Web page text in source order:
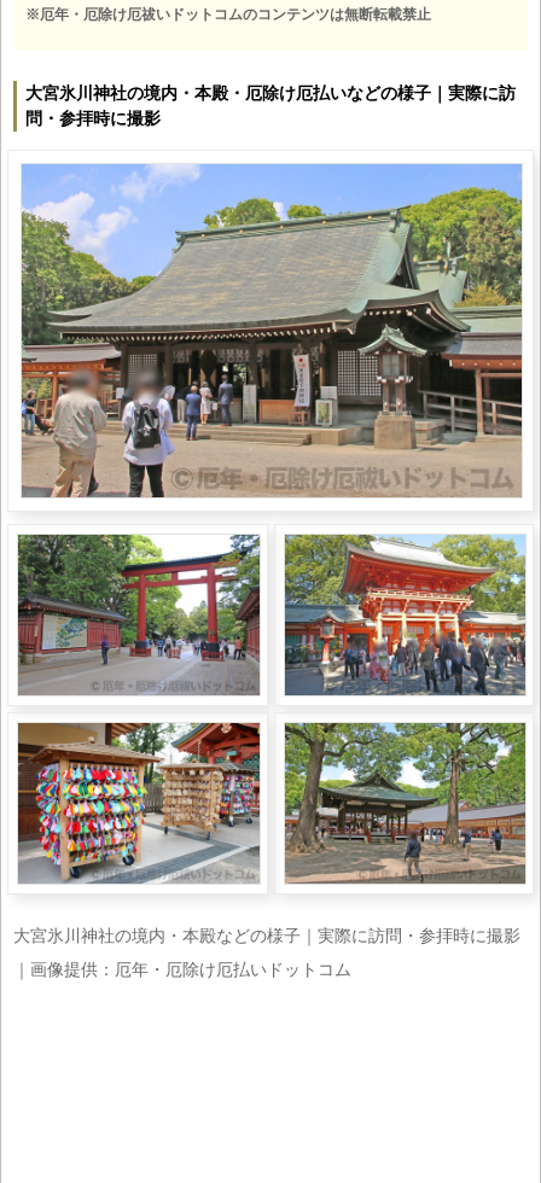
※厄年・厄除け厄祓いドットコムのコンテンツは無断転載禁止
大宮氷川神社の境内・本殿・厄除け厄払いなどの様子｜実際に訪
問・参拝時に撮影
大宮氷川神社の境内・本殿などの様子｜実際に訪問・参拝時に撮影
｜画像提供：厄年・厄除け厄払いドットコム